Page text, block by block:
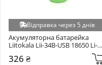
Відправка через 5 днів
Акумуляторна батарейка
Liitokala Lii-34B-USB 18650 Li-
ion 3400mAh 1шт (NCR18650B)
326 ₴